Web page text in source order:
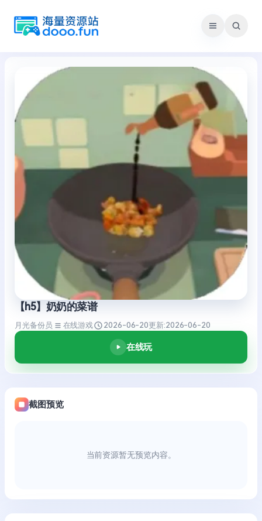
【h5】奶奶的菜谱
月光备份员 在线游戏 2026-06-20更新:2026-06-20
在线玩
截图预览
当前资源暂无预览内容。